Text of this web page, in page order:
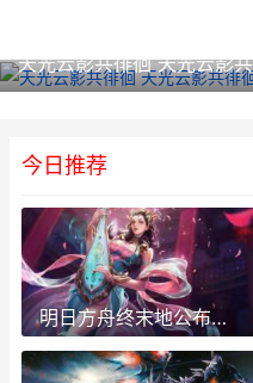
天光云影共徘徊 天光云影
今日推荐
明日方舟终末地公布测试福利获得指南 明日方舟终末地测试资格